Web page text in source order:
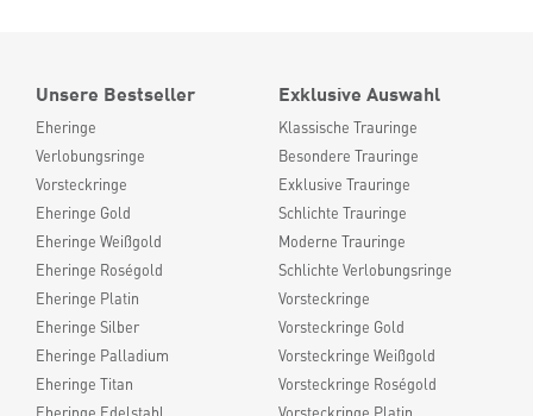
Unsere Bestseller
Eheringe
Verlobungsringe
Vorsteckringe
Eheringe Gold
Eheringe Weißgold
Eheringe Roségold
Eheringe Platin
Eheringe Silber
Eheringe Palladium
Eheringe Titan
Exklusive Auswahl
Klassische Trauringe
Besondere Trauringe
Exklusive Trauringe
Schlichte Trauringe
Moderne Trauringe
Schlichte Verlobungsringe
Vorsteckringe
Vorsteckringe Gold
Vorsteckringe Weißgold
Vorsteckringe Roségold